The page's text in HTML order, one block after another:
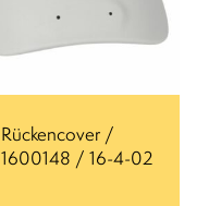
Rückencover /
1600148 / 16-4-02